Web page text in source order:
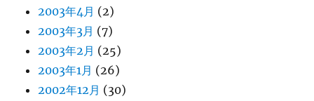
2003年4月 (2)
2003年3月 (7)
2003年2月 (25)
2003年1月 (26)
2002年12月 (30)